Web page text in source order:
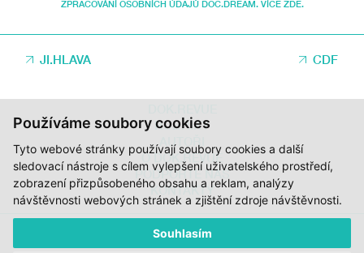
Používáme soubory cookies
Tyto webové stránky používají soubory cookies a další
sledovací nástroje s cílem vylepšení uživatelského prostředí,
zobrazení přizpůsobeného obsahu a reklam, analýzy
návštěvnosti webových stránek a zjištění zdroje návštěvnosti.
Souhlasím
ZPRACOVÁNÍ OSOBNÍCH ÚDAJŮ DOC.DREAM. VÍCE ZDE.
JI.HLAVA CDF
RUBRIKY
AUTOŘI
O DOK.REVUE
PODPOŘTE NÁS
KONTAKTY
© 2012 – 2026 DOC.DREAM